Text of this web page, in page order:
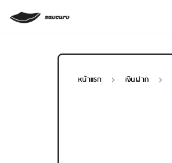
หน้าแรก เงินฝาก